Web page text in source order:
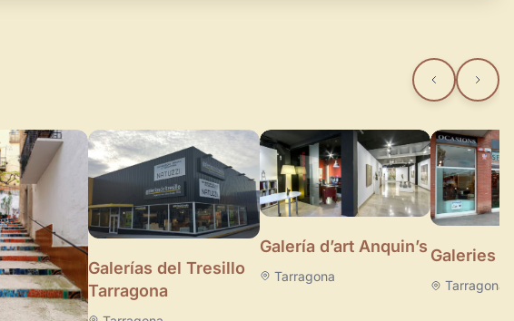
Galerías del Tresillo
Tarragona
Galería d’art Anquin’s
Tarragona
Galeries
Tarragona